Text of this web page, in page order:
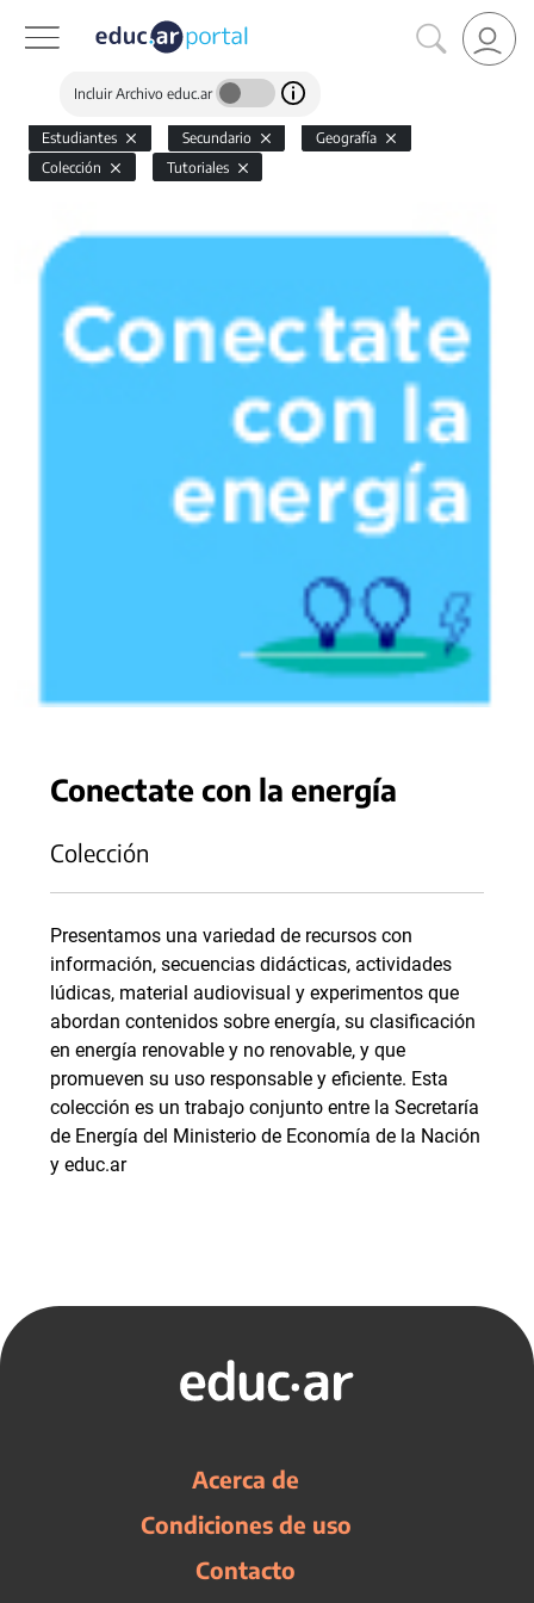
Incluir Archivo educ.ar
Estudiantes Secundario
Geografía
Colección
Tutoriales
Conectate con la energía
Colección
Presentamos una variedad de recursos con
información, secuencias didácticas, actividades
lúdicas, material audiovisual y experimentos que
abordan contenidos sobre energía, su clasificación
en energía renovable y no renovable, y que
promueven su uso responsable y eficiente. Esta
colección es un trabajo conjunto entre la Secretaría
de Energía del Ministerio de Economía de la Nación
y educ.ar
Acerca de
Condiciones de uso
Contacto